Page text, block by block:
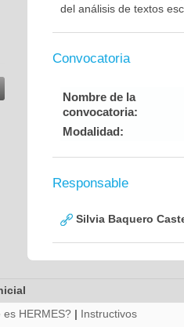
del análisis de textos
Convocatoria
Nombre de la
convocatoria:
Modalidad:
Responsable
Silvia Baquero
es HERMES? | Instructivos